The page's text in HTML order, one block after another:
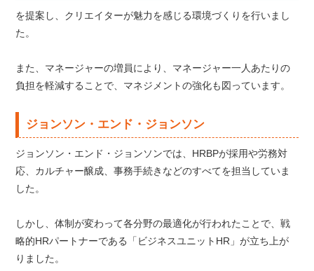
を提案し、クリエイターが魅力を感じる環境づくりを行いまし
た。
また、マネージャーの増員により、マネージャー一人あたりの
負担を軽減することで、マネジメントの強化も図っています。
ジョンソン・エンド・ジョンソン
ジョンソン・エンド・ジョンソンでは、HRBPが採用や労務対
応、カルチャー醸成、事務手続きなどのすべてを担当していま
した。
しかし、体制が変わって各分野の最適化が行われたことで、戦
略的HRパートナーである「ビジネスユニットHR」が立ち上が
りました。